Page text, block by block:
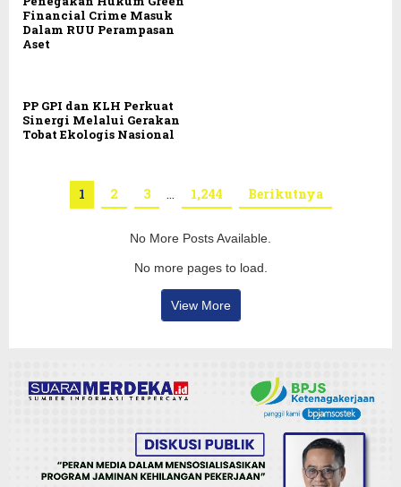
Financial Crime Masuk
Dalam RUU Perampasan
Aset
PP GPI dan KLH Perkuat
Sinergi Melalui Gerakan
Tobat Ekologis Nasional
1 2 3 … 1,244 Berikutnya
No More Posts Available.
No more pages to load.
View More